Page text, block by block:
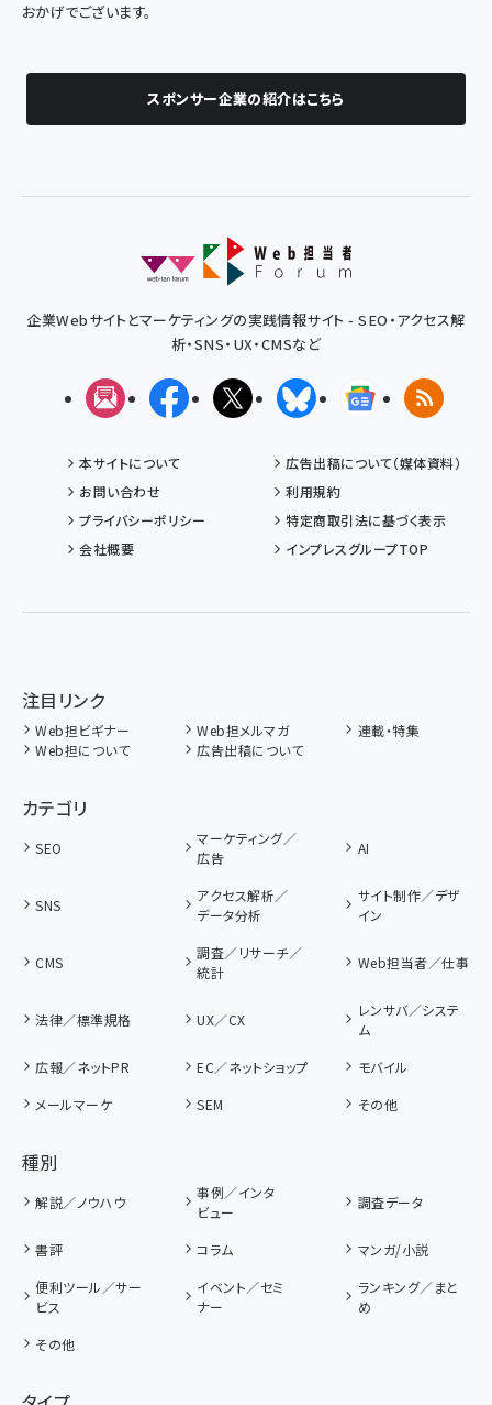
おかげでございます。
スポンサー企業の紹介はこちら
企業Webサイトとマーケティングの実践情報サイト - SEO・アクセス解
析・SNS・UX・CMSなど
メルマガFacebookX(エックス)BlueskyGoogleニュ
RSS
本サイトについて
広告出稿について（媒体資料）
お問い合わせ
利用規約
プライバシーポリシー
特定商取引法に基づく表示
会社概要
インプレスグループTOP
注目リンク
Web担ビギナー Web担メルマガ
連載・特集
Web担について
広告出稿について
カテゴリ
SEO
マーケティング／
広告
AI
SNS
アクセス解析／
データ分析
サイト制作／デザ
イン
CMS
調査／リサーチ／
統計
Web担当者／仕事
法律／標準規格 UX／CX
レンサバ／システ
ム
広報／ネットPR
EC／ネットショップ
モバイル
メールマーケ
SEM その他
種別
解説／ノウハウ
事例／インタ
ビュー
調査データ
書評 コラム
マンガ/小説
便利ツール／サー
ビス
イベント／セミ
ナー
ランキング／まと
め
その他